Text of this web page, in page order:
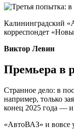
Калининградский
корреспондет
Виктор Левин
Премьера в
Странное дело: в
например, только
конец 2025 года —
«АвтоВАЗ» и вовсе